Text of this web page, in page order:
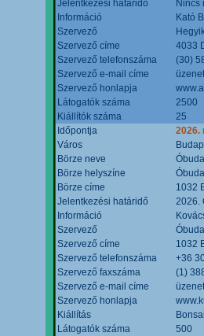
Jelentkezési határidő
Nincs
Információ
Kató
Szervező
Szervező címe
4033
Szervező telefonszáma
(30)
Szervező e-mail címe
Szervező honlapja
Látogatók száma
2500
Kiállítók száma
25
Időpontja
2026.
Város
Börze neve
Börze helyszíne
Börze címe
1032
Jelentkezési határidő
2026.
Információ
Szervező
Szervező címe
1032
Szervező telefonszáma
+36
Szervező faxszáma
(1)
Szervező e-mail címe
Szervező honlapja
Kiállítás
Látogatók száma
500